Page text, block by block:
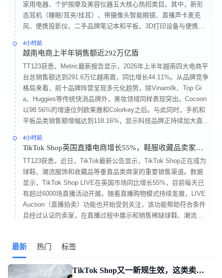
家用电器、个护按摩及美容仪器五大核心热招类目。其中，新形
态耳机（睡眠/耳夹/挂耳）、带摄像头智能眼镜、直播声卡麦克
风、便携投影仪、二手品牌笔记本和平板、3D打印设备与便携显
冬季取暖设备、加湿器、制冰设备、FDA认证射频微电流美容仪
以及颈部红光腰带等产品，被平台列入重点招募的蓝海方向。
4小时前
越南电商上半年销售额近292万亿盾
TT123获悉，Metric最新报告显示，2026年上半年越南四大电商平
台总销售额达到291.6万亿越南盾，同比增长44.11%。从品牌竞争
格局来看，前十品牌阵营呈现多元化趋势，除Vinamilk、Top Gi
a、Huggies等传统快消品牌外，美妆领域同样表现突出。Cocoon
以98.56%的增速位列欧莱雅和Colorkey之后。与此同时，手机和
平板品类销售额增幅达到118.16%，显示科技品牌正持续加大直播
步渗透。
4小时前
TikTok Shop英国直播电商增长55%，鞋服收藏品卖家销
售大涨
TT123获悉，近日，TikTok最新公告显示，TikTok Shop正在成为
球鞋、潮流服饰和收藏品等垂直品类商家的重要销售渠道。数据
显示，TikTok Shop LIVE在英国市场同比增长55%，目前每天已
有超过6000场直播活动开展。随着直播购物模式持续发展，LIVE
Auction（直播拍卖）功能也开始受到关注，该功能帮助符合条件
且经过认证的卖家，在直播过程中展示和销售稀缺球鞋、潮流服
鞋、潮流服饰和收藏品等品类中，商品真伪、成色以及卖家专业
能力往往影响消费者购买决策。
最新 热门 标签
TikTok Shop又一新规生效，这类卖家